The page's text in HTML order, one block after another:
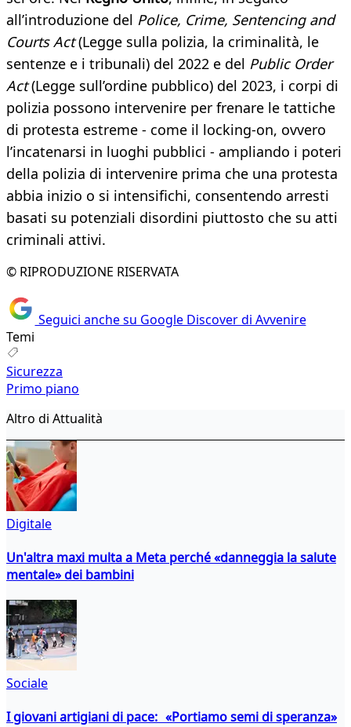
all’introduzione del Police, Crime, Sentencing and
Courts Act(Legge sulla polizia, la criminalità, le
sentenze e i tribunali) del 2022 e del Public Order
Act(Legge sull’ordine pubblico) del 2023, i corpi di
polizia possono intervenire per frenare le tattiche
di protesta estreme - come il locking-on, ovvero
l’incatenarsi in luoghi pubblici - ampliando i poteri
della polizia di intervenire prima che una protesta
abbia inizio o si intensifichi, consentendo arresti
basati su potenziali disordini piuttosto che su atti
criminali attivi.
© RIPRODUZIONE RISERVATA
Seguici anche su Google Discover di Avvenire
Temi
Sicurezza
Primo piano
Altro di Attualità
Digitale
Un'altra maxi multa a Meta perché «danneggia la salute
mentale» dei bambini
Sociale
I giovani artigiani di pace: «Portiamo semi di speranza»